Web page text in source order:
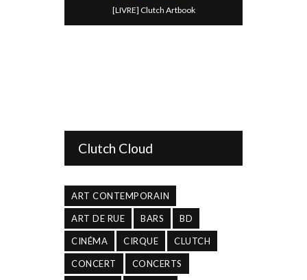
[LIVRE] Clutch Artbook
Clutch Cloud
ART CONTEMPORAIN
ART DE RUE BARS BD
CINÉMA CIRQUE CLUTCH
CONCERT CONCERTS